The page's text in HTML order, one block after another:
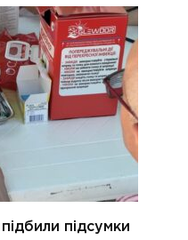
підсумки